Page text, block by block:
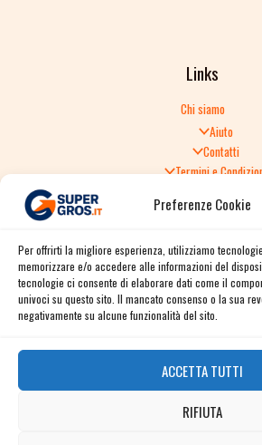
Preferenze Cookie
Per offrirti la migliore esperienza, utilizziamo
memorizzare e/o accedere alle informazioni del
tecnologie ci consente di elaborare dati come il
univoci su questo sito. Il mancato consenso o la sua
negativamente su alcune funzionalità del sito.
ACCETTA TUTTI
RIFIUTA
Links
Chi siamo
Aiuto
Contatti
Termini e
Politica di Reso
Spedizione e
Informativa sulla
Cookie Policy
Facebook
Instagram